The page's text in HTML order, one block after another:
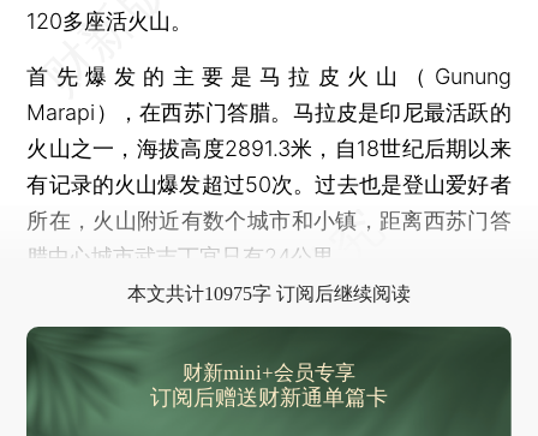
120多座活火山。
首先爆发的主要是马拉皮火山（Gunung
Marapi），在西苏门答腊。马拉皮是印尼最活跃的
火山之一，海拔高度2891.3米，自18世纪后期以来
有记录的火山爆发超过50次。过去也是登山爱好者
所在，火山附近有数个城市和小镇，距离西苏门答
腊中心城市武吉丁宜只有24公里。
本文共计10975字 订阅后继续阅读
财新mini+会员专享
订阅后赠送财新通单篇卡